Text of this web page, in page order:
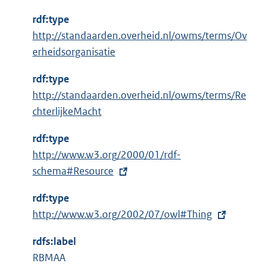
n
k
:
rdf:type
http://standaarden.overheid.nl/owms/terms/Ov
erheidsorganisatie
rdf:type
http://standaarden.overheid.nl/owms/terms/Re
chterlijkeMacht
rdf:type
E
x
e
r
e
http://www.w3.org/2000/01/rdf-
schema#Resource
rdf:type
E
t
e
http://www.w3.org/2002/07/owl#Thing
rdfs:label
RBMAA